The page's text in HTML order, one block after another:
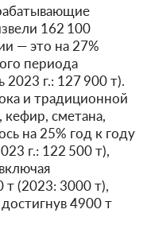
162 100
— это на 27%
периода
г.: 127 900 т).
и традиционной
сметана,
на 25% год к году
г.: 122 500 т),
(2023: 3000 т),
4900 т